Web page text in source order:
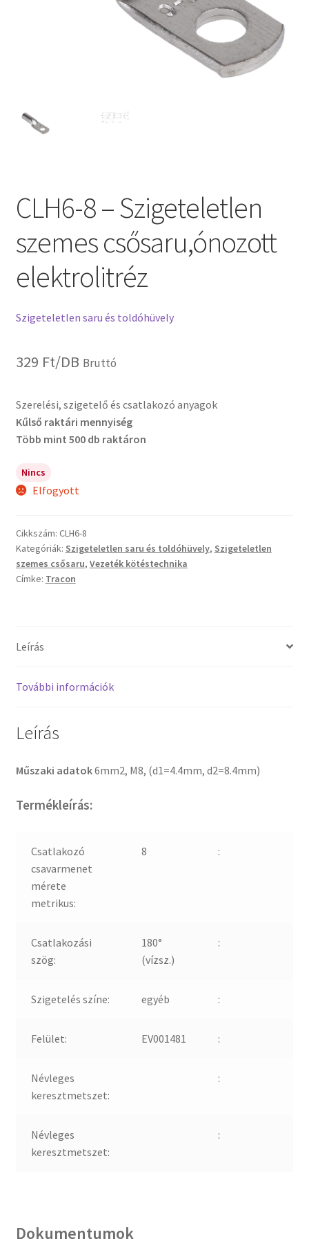
CLH6-8 – Szigeteletlen
szemes csősaru,ónozott
elektrolitréz
Szigeteletlen saru és toldóhüvely
329 Ft/DB Bruttó
Szerelési, szigetelő és csatlakozó anyagok
Kűlső raktári mennyiség
Több mint 500 db raktáron
Nincs
Elfogyott
Cikkszám: CLH6-8
Kategóriák: Szigeteletlen saru és toldóhüvely, Szigeteletlen
szemes csősaru, Vezeték kötéstechnika
Címke: Tracon
Leírás
További információk
Leírás
Műszaki adatok6mm2, M8, (d1=4.4mm, d2=8.4mm)
Termékleírás:
Csatlakozó
csavarmenet
mérete
metrikus:
8 :
Csatlakozási
szög:
180°
(vízsz.)
:
Szigetelés színe: egyéb :
Felület: EV001481 :
Névleges
keresztmetszet:
:
Névleges
keresztmetszet:
:
Dokumentumok